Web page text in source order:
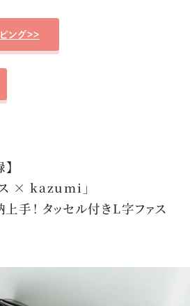
ング>>
ス × kazumi」
手！ タッセル付きL字ファス